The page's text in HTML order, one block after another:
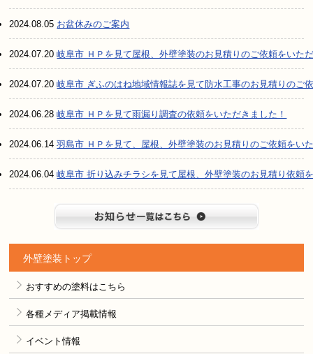
2024.08.05 お盆休みのご案内
2024.07.20岐阜市 ＨＰを見て屋根、外壁塗装のお見積りのご依頼をいた
2024.07.20岐阜市 ぎふのはね地域情報誌を見て防水工事のお見積りのご
2024.06.28岐阜市 ＨＰを見て雨漏り調査の依頼をいただきました！
2024.06.14羽島市 ＨＰを見て、屋根、外壁塗装のお見積りのご依頼をい
2024.06.04岐阜市 折り込みチラシを見て屋根、外壁塗装のお見積り依頼
外壁塗装トップ
おすすめの塗料はこちら
各種メディア掲載情報
イベント情報